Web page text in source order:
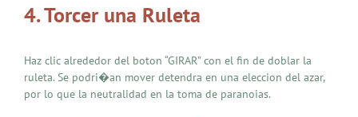
4. Torcer una Ruleta
Haz clic alrededor del boton “GIRAR” con el fin de doblar la
ruleta. Se podri�an mover detendra en una eleccion del azar,
por lo que la neutralidad en la toma de paranoias.